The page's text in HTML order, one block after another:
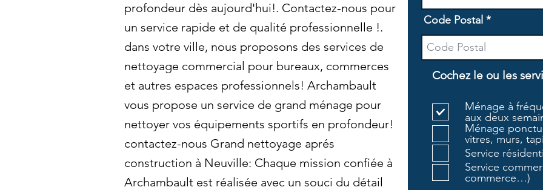
profondeur dès aujourd'hui!. Contactez-nous pour
un service rapide et de qualité professionnelle !.
dans votre ville, nous proposons des services de
nettoyage commercial pour bureaux, commerces
et autres espaces professionnels! Archambault
vous propose un service de grand ménage pour
nettoyer vos équipements sportifs en profondeur!
contactez-nous Grand nettoyage aprés
construction à Neuville: Chaque mission confiée à
Archambault est réalisée avec un souci du détail
Code Postal
Cochez le ou les
Ménage à
aux deux
Ménage
vitres, murs,
Service
Service
commerce…)